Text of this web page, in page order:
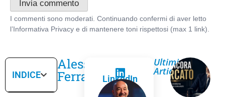
INDICE
Alessandro
Ferrari LinkedIn
Ultimi
Articoli